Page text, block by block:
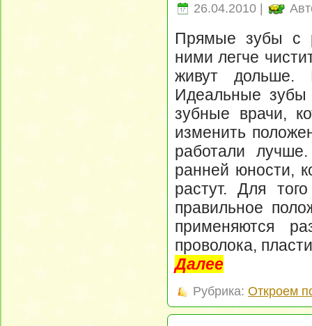
26.04.2010 |
Прямые зубы с
ними легче
живут дольше.
Идеальные
зубные врачи,
изменить
работали
ранней юности,
растут. Для
правильное
применяются
проволока,
Далее
Рубрика: Откроем